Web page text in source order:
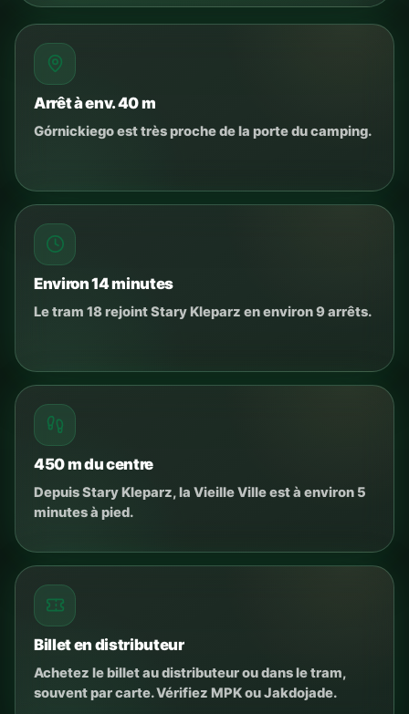
Arrêt à env. 40 m
Górnickiego est très proche de la porte du camping.
Environ 14 minutes
Le tram 18 rejoint Stary Kleparz en environ 9 arrêts.
450 m du centre
Depuis Stary Kleparz, la Vieille Ville est à environ 5
minutes à pied.
Billet en distributeur
Achetez le billet au distributeur ou dans le tram,
souvent par carte. Vérifiez MPK ou Jakdojade.